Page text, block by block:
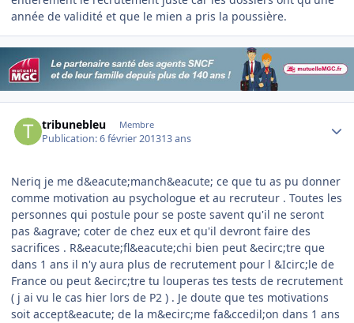
année de validité et que le mien a pris la poussière.
tribunebleu Membre
Publication:6 février 201313 ans
Neriq je me d&eacute;manch&eacute; ce que tu as pu donner
comme motivation au psychologue et au recruteur . Toutes les
personnes qui postule pour se poste savent qu'il ne seront
pas &agrave; coter de chez eux et qu'il devront faire des
sacrifices . R&eacute;fl&eacute;chi bien peut &ecirc;tre que
dans 1 ans il n'y aura plus de recrutement pour l &Icirc;le de
France ou peut &ecirc;tre tu louperas tes tests de recrutement
( j ai vu le cas hier lors de P2 ) . Je doute que tes motivations
soit accept&eacute; de la m&ecirc;me fa&ccedil;on dans 1 ans